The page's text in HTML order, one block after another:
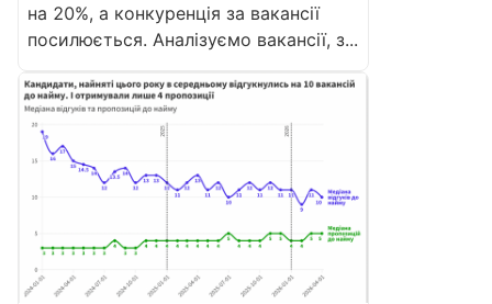
на 20%, а конкуренція за вакансії
посилюється. Аналізуємо вакансії, з...